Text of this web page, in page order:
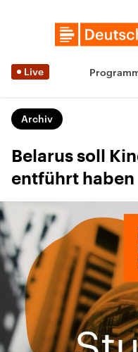
Live
Archiv
Belarus soll
entführt haben